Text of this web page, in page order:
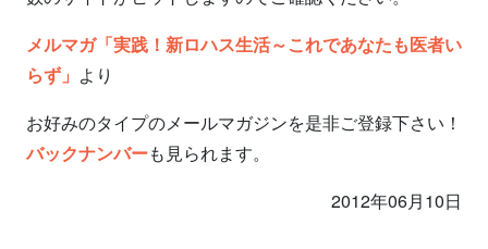
メルマガ「実践！新ロハス生活～これであなたも医者い
らず」 より
お好みのタイプのメールマガジンを是非ご登録下さい！
バックナンバーも見られます。
2012年06月10日